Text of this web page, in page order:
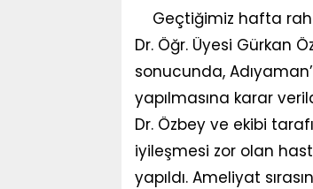
Geçtiğimiz hafta
Dr. Öğr. Üyesi Gürkan
sonucunda,
yapılmasına karar
Dr. Özbey ve ekibi
iyileşmesi zor olan
yapıldı. Ameliyat